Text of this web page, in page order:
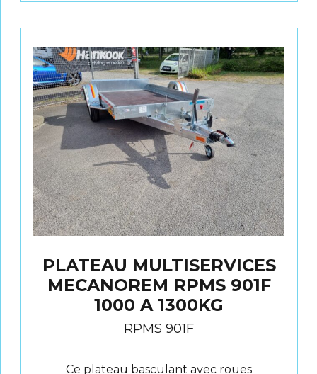
PLATEAU MULTISERVICES
MECANOREM RPMS 901F
1000 A 1300KG
RPMS 901F
Ce plateau basculant avec roues